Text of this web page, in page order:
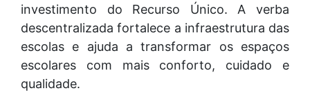
investimento do Recurso Único. A verba
descentralizada fortalece a infraestrutura das
escolas e ajuda a transformar os espaços
escolares com mais conforto, cuidado e
qualidade.